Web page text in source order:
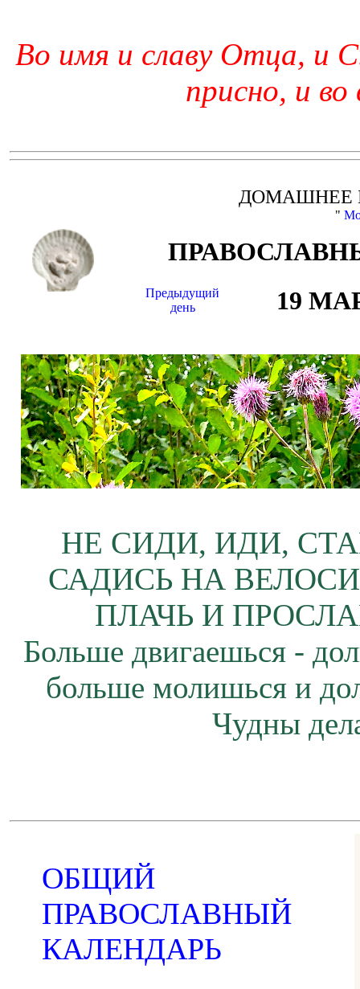
Во имя и славу Отца, и
присно, и во
ДОМАШНЕЕ
"
Предыдущий
день
19
НЕ СИДИ, ИДИ,
САДИСЬ НА
ПЛАЧЬ И
Больше двигаешься -
больше молишься и
Чудны
ОБЩИЙ
ПРАВОСЛАВНЫЙ
КАЛЕНДАРЬ